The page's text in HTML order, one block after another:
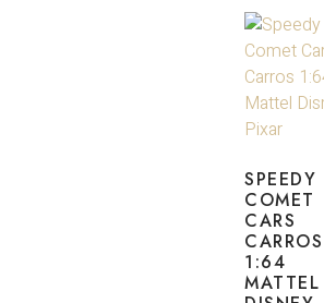
SPEEDY
COMET
CARS
CARROS
1:64
MATTEL